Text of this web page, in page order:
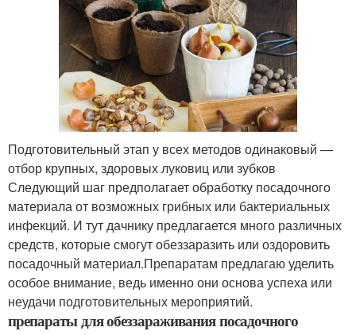
Подготовительный этап у всех методов одинаковый —
отбор крупных, здоровых луковиц или зубков
Следующий шаг предполагает обработку посадочного
материала от возможных грибных или бактериальных
инфекций. И тут дачнику предлагается много различных
средств, которые смогут обеззаразить или оздоровить
посадочный материал.Препаратам предлагаю уделить
особое внимание, ведь именно они основа успеха или
неудачи подготовительных мероприятий.
препараты для обеззараживания посадочного